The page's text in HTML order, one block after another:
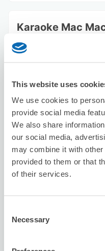
This website uses
We use cookies to
provide social media
We also share
our social media,
may combine it with
provided to them or that
of their services.
Selection
Necessary
Karaoke Mac
本日營業時間
可保管的行李數
行李箱尺寸:10 手提包尺寸
利
8/10一 8/11二